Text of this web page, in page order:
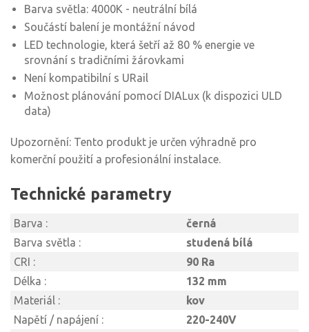
Barva světla: 4000K - neutrální bílá
Součástí balení je montážní návod
LED technologie, která šetří až 80 % energie ve
srovnání s tradičními žárovkami
Není kompatibilní s URail
Možnost plánování pomocí DIALux (k dispozici ULD
data)
Upozornění: Tento produkt je určen výhradně pro
komerční použití a profesionální instalace.
Technické parametry
Barva :
černá
Barva světla :
studená bílá
CRI :
90 Ra
Délka :
132 mm
Materiál :
kov
Napětí / napájení :
220-240V